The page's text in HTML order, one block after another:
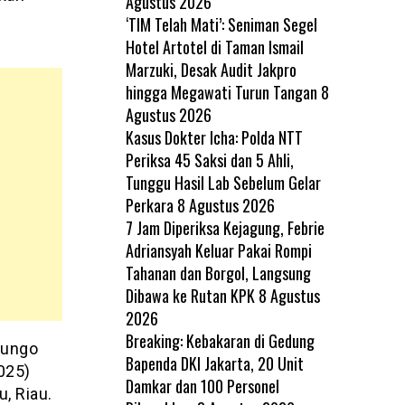
Riau.
‘TIM Telah Mati’: Seniman Segel
Hotel Artotel di Taman Ismail
Marzuki, Desak Audit Jakpro
hingga Megawati Turun Tangan 8
Agustus 2026
Kasus Dokter Icha: Polda NTT
Periksa 45 Saksi dan 5 Ahli,
Tunggu Hasil Lab Sebelum Gelar
Perkara 8 Agustus 2026
7 Jam Diperiksa Kejagung, Febrie
Adriansyah Keluar Pakai Rompi
Tahanan dan Borgol, Langsung
Dibawa ke Rutan KPK 8 Agustus
2026
Breaking: Kebakaran di Gedung
Bapenda DKI Jakarta, 20 Unit
Damkar dan 100 Personel